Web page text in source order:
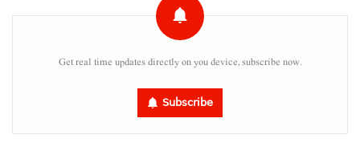
Get real time updates directly on you device, subscribe now.
Subscribe